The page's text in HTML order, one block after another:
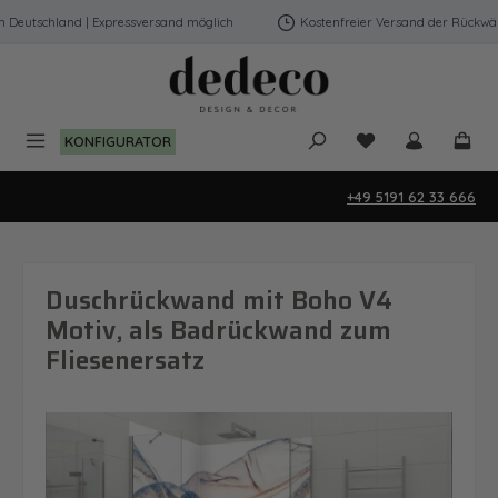
Zum Hauptinhalt springen
| Expressversand möglich Kostenfreier Versand der
KONFIGURATOR Du hast 0
+49 5191 62 33 666
Duschrückwand mit Boho V4
Motiv, als Badrückwand zum
Fliesenersatz